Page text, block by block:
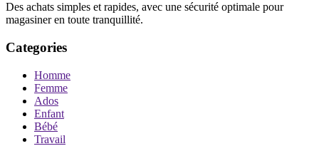
Des achats simples et rapides, avec une sécurité optimale pour
magasiner en toute tranquillité.
Categories
Homme
Femme
Ados
Enfant
Bébé
Travail